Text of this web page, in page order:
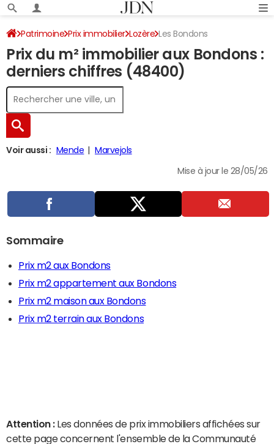
Patrimoine Prix immobilier Lozère Les Bondons
Prix du m² immobilier aux Bondons :
derniers chiffres (48400)
Voir aussi : Mende Marvejols
Mise à jour le 28/05/26
Sommaire
Prix m2 aux Bondons
Prix m2 appartement aux Bondons
Prix m2 maison aux Bondons
Prix m2 terrain aux Bondons
Attention : Les données de prix immobiliers affichées sur
cette page concernent l'ensemble de la Communauté